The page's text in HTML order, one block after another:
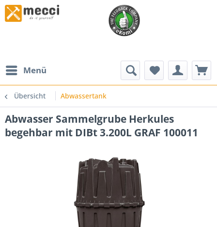
Menü
Übersicht Abwassertank
Abwasser Sammelgrube Herkules
begehbar mit DIBt 3.200L GRAF 100011